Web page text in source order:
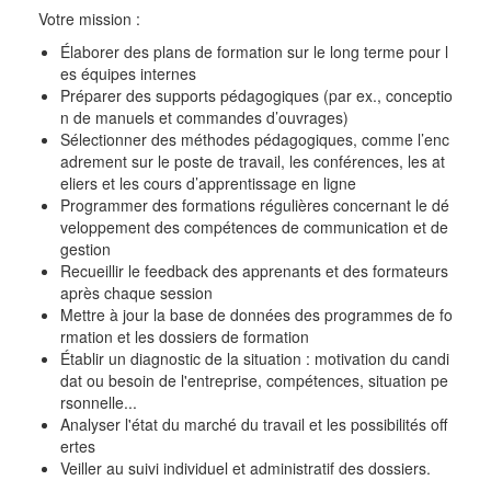
Votre mission :
Élaborer des plans de formation sur le long terme pour l
es équipes internes
Préparer des supports pédagogiques (par ex., conceptio
n de manuels et commandes d’ouvrages)
Sélectionner des méthodes pédagogiques, comme l’enc
adrement sur le poste de travail, les conférences, les at
eliers et les cours d’apprentissage en ligne
Programmer des formations régulières concernant le dé
veloppement des compétences de communication et de
gestion
Recueillir le feedback des apprenants et des formateurs
après chaque session
Mettre à jour la base de données des programmes de fo
rmation et les dossiers de formation
Établir un diagnostic de la situation : motivation du candi
dat ou besoin de l'entreprise, compétences, situation pe
rsonnelle...
Analyser l'état du marché du travail et les possibilités off
ertes
Veiller au suivi individuel et administratif des dossiers.